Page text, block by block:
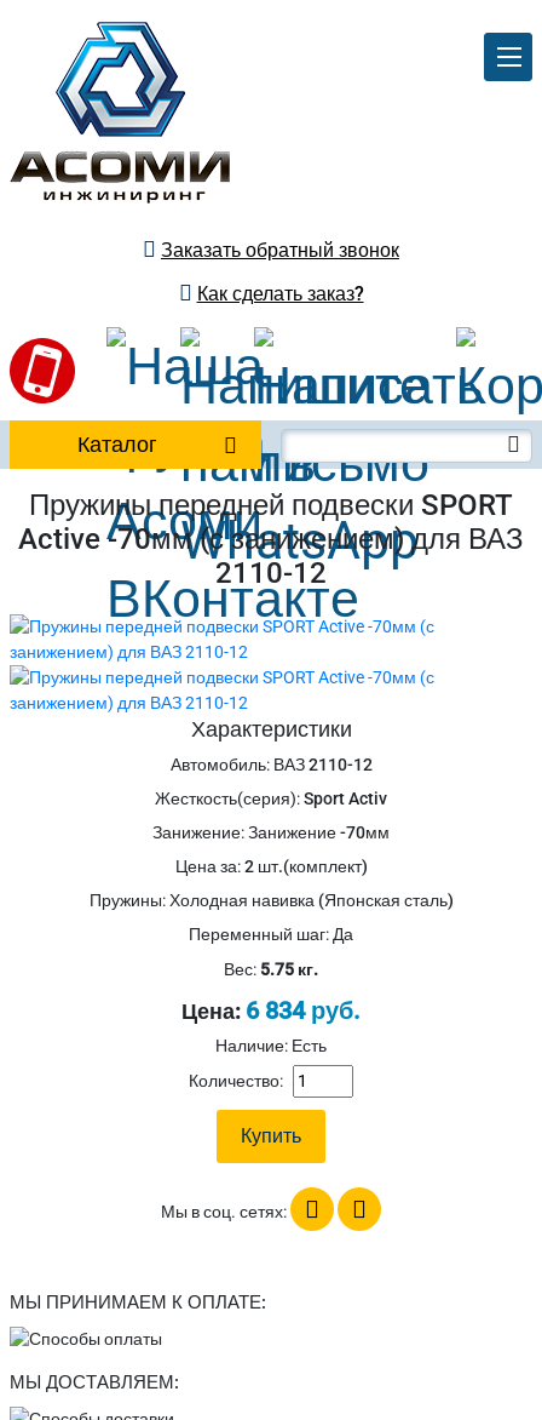
Заказать обратный звонок
Как сделать заказ?
Каталог
Пружины передней подвески SPORT
Active -70мм (с занижением) для ВАЗ
2110-12
Характеристики
Автомобиль: ВАЗ 2110-12
Жесткость(серия):Sport Activ
Занижение:Занижение -70мм
Цена за:2 шт.(комплект)
Пружины:Холодная навивка (Японская сталь)
Переменный шаг: Да
Вес: 5.75 кг.
Цена: 6 834 руб.
Наличие: Есть
Количество:
Мы в соц. сетях:
МЫ ПРИНИМАЕМ К ОПЛАТЕ:
МЫ ДОСТАВЛЯЕМ: